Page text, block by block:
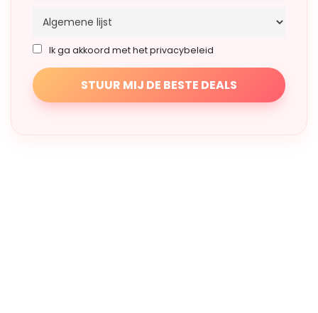
Ik ga akkoord met het privacybeleid